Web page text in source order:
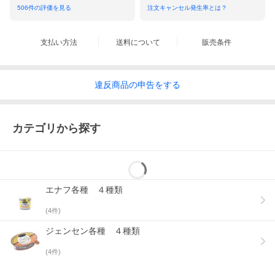
506件の評価を見る 注文キャンセル発生率とは？
支払い方法 送料について 販売条件
違反商品の申告をする
カテゴリから探す
エナフ各種 ４種類
(4件)
ジェンセン各種 ４種類
(4件)